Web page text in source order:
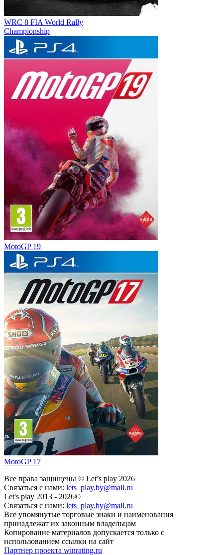
WRC 8 FIA World Rally
Championship
MotoGP 19
MotoGP 17
Все права защищены © Let’s play 2026
Связаться с нами: lets_play.by@mail.ru
Let's play 2013 - 2026©
Связаться с нами: lets_play.by@mail.ru
Все упомянутые торговые знаки и наименования
принадлежат их законным владельцам
Копирование материалов допускается только с
использованием ссылки на сайт
Партнер проекта winrating.ru